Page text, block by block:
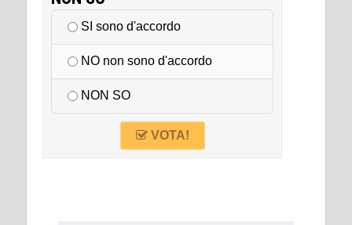
SI sono d'accordo
NO non sono d'accordo
NON SO
VOTA!